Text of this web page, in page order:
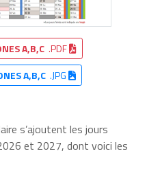
A,B,C .PDF
A,B,C.JPG
s’ajoutent les jours
et 2027, dont voici les